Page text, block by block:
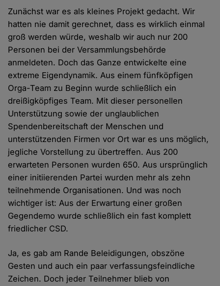
Zunächst war es als kleines Projekt gedacht. Wir
hatten nie damit gerechnet, dass es wirklich einmal
groß werden würde, weshalb wir auch nur 200
Personen bei der Versammlungsbehörde
anmeldeten. Doch das Ganze entwickelte eine
extreme Eigendynamik. Aus einem fünfköpfigen
Orga-Team zu Beginn wurde schließlich ein
dreißigköpfiges Team. Mit dieser personellen
Unterstützung sowie der unglaublichen
Spendenbereitschaft der Menschen und
unterstützenden Firmen vor Ort war es uns möglich,
jegliche Vorstellung zu übertreffen. Aus 200
erwarteten Personen wurden 650. Aus ursprünglich
einer initiierenden Partei wurden mehr als zehn
teilnehmende Organisationen. Und was noch
wichtiger ist: Aus der Erwartung einer großen
Gegendemo wurde schließlich ein fast komplett
friedlicher CSD.
Ja, es gab am Rande Beleidigungen, obszöne
Gesten und auch ein paar verfassungsfeindliche
Zeichen. Doch jeder Teilnehmer blieb von